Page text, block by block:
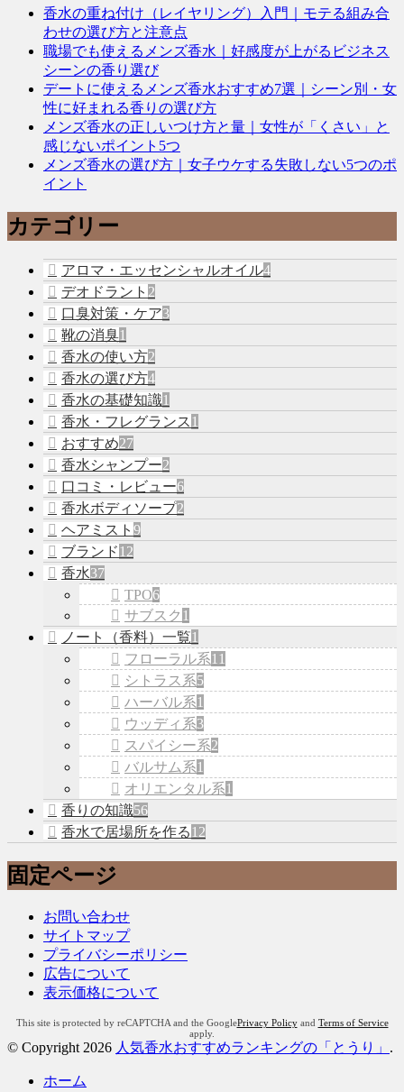
香水の重ね付け（レイヤリング）入門｜モテる組み合
わせの選び方と注意点
職場でも使えるメンズ香水｜好感度が上がるビジネス
シーンの香り選び
デートに使えるメンズ香水おすすめ7選｜シーン別・女
性に好まれる香りの選び方
メンズ香水の正しいつけ方と量｜女性が「くさい」と
感じないポイント5つ
メンズ香水の選び方｜女子ウケする失敗しない5つのポ
イント
カテゴリー
アロマ・エッセンシャルオイル4
デオドラント 2
口臭対策・ケア3
靴の消臭1
香水の使い方2
香水の選び方4
香水の基礎知識1
香水・フレグランス 1
おすすめ27
香水シャンプー2
口コミ・レビュー6
香水ボディソープ2
ヘアミスト 9
ブランド 12
香水37
TPO6
サブスク 1
ノート（香料）一覧1
フローラル系11
シトラス系5
ハーバル系1
ウッディ系3
スパイシー系2
バルサム系1
オリエンタル系1
香りの知識56
香水で居場所を作る 12
固定ページ
お問い合わせ
サイトマップ
プライバシーポリシー
広告について
表示価格について
This site is protected by reCAPTCHA and the GooglePrivacy Policyand Terms of Service
apply.
© Copyright 2026 人気香水おすすめランキングの「とうり」 .
ホーム